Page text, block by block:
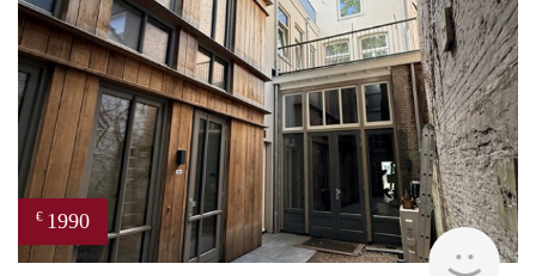
€ 1990
Next